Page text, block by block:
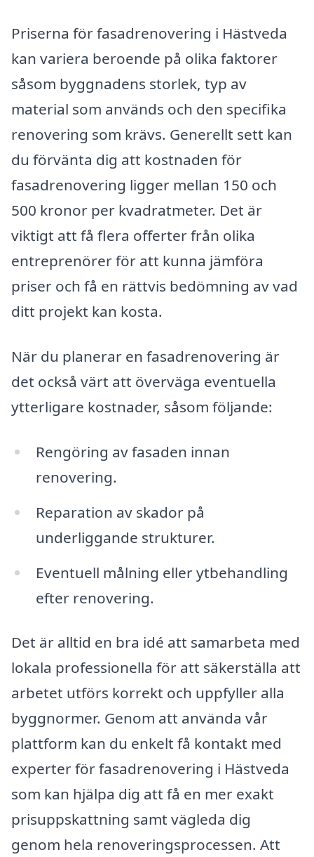
Priserna för fasadrenovering i Hästveda
kan variera beroende på olika faktorer
såsom byggnadens storlek, typ av
material som används och den specifika
renovering som krävs. Generellt sett kan
du förvänta dig att kostnaden för
fasadrenovering ligger mellan 150 och
500 kronor per kvadratmeter. Det är
viktigt att få flera offerter från olika
entreprenörer för att kunna jämföra
priser och få en rättvis bedömning av vad
ditt projekt kan kosta.
När du planerar en fasadrenovering är
det också värt att överväga eventuella
ytterligare kostnader, såsom följande:
Rengöring av fasaden innan
renovering.
Reparation av skador på
underliggande strukturer.
Eventuell målning eller ytbehandling
efter renovering.
Det är alltid en bra idé att samarbeta med
lokala professionella för att säkerställa att
arbetet utförs korrekt och uppfyller alla
byggnormer. Genom att använda vår
plattform kan du enkelt få kontakt med
experter för fasadrenovering i Hästveda
som kan hjälpa dig att få en mer exakt
prisuppskattning samt vägleda dig
genom hela renoveringsprocessen. Att